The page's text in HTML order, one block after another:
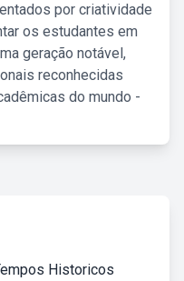
por criatividade
os estudantes em
geração notável,
reconhecidas
do mundo -
Historicos